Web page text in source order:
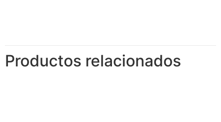
Productos relacionados